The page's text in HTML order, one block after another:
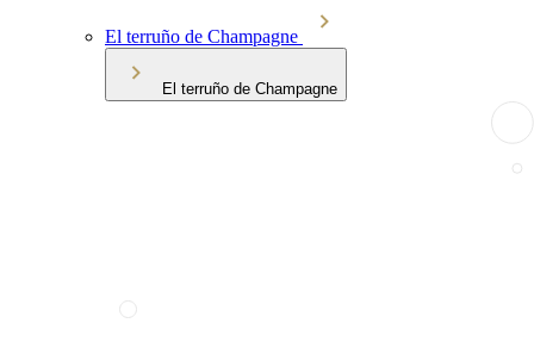
El terruño de Champagne
El terruño de Champagne